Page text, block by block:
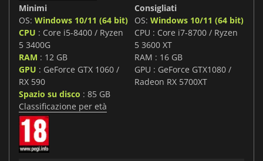
Minimi
OS: Windows 10/11 (64 bit)
CPU : Core i5-8400 / Ryzen
5 3400G
RAM : 12 GB
GPU : GeForce GTX 1060 /
RX 590
Spazio su disco : 85 GB
Consigliati
OS: Windows 10/11 (64 bit)
CPU : Core i7-8700 / Ryzen
5 3600 XT
RAM : 16 GB
GPU : GeForce GTX1080 /
Radeon RX 5700XT
Classificazione per età